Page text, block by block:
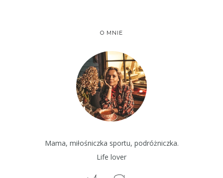
O MNIE
Mama, miłośniczka sportu, podróżniczka.
Life lover